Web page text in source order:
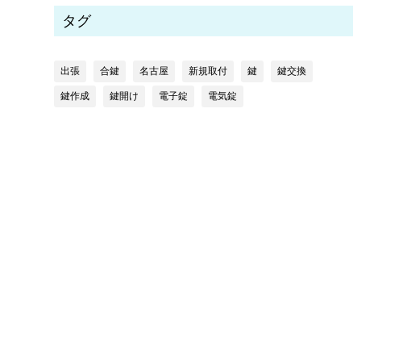
タグ
出張 合鍵 名古屋 新規取付 鍵 鍵交換
鍵作成 鍵開け 電子錠 電気錠